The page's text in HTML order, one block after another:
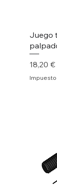
Juego
Precio
18,20 €